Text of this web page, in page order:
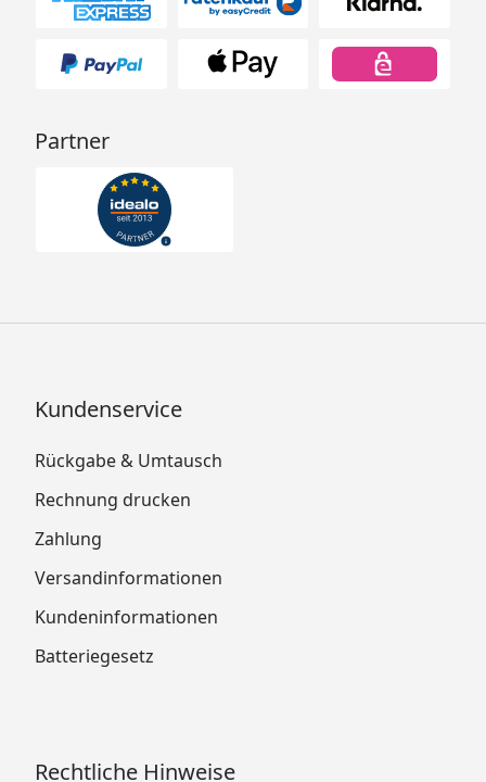
Partner
Kundenservice
Rückgabe & Umtausch
Rechnung drucken
Zahlung
Versandinformationen
Kundeninformationen
Batteriegesetz
Rechtliche Hinweise